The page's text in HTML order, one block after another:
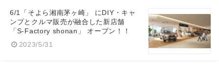
6/1「そよら湘南茅ヶ崎」 にDIY・キャ
ンプとクルマ販売が融合した新店舗
「S-Factory shonan」 オープン！！
2023/5/31